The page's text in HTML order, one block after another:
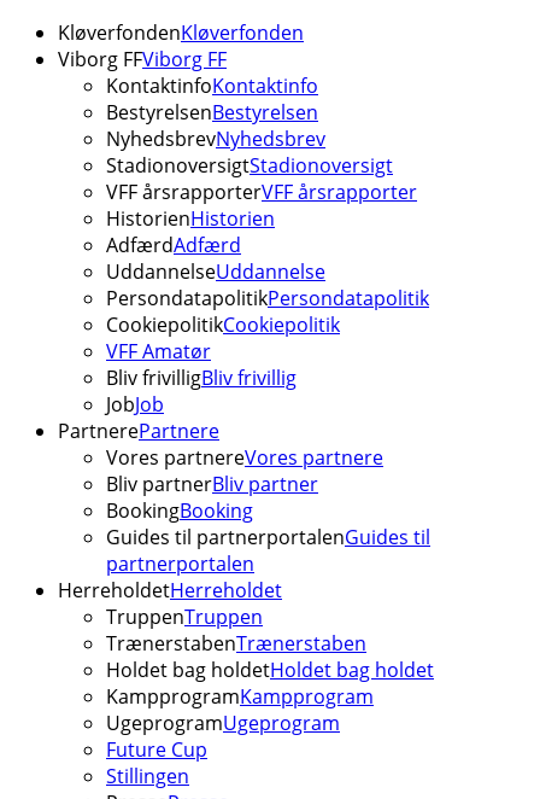
KløverfondenKløverfonden
Viborg FFViborg FF
KontaktinfoKontaktinfo
BestyrelsenBestyrelsen
NyhedsbrevNyhedsbrev
StadionoversigtStadionoversigt
VFF årsrapporterVFF årsrapporter
HistorienHistorien
AdfærdAdfærd
UddannelseUddannelse
PersondatapolitikPersondatapolitik
CookiepolitikCookiepolitik
VFF Amatør
Bliv frivilligBliv frivillig
JobJob
PartnerePartnere
Vores partnereVores partnere
Bliv partnerBliv partner
BookingBooking
Guides til partnerportalenGuides til
partnerportalen
HerreholdetHerreholdet
TruppenTruppen
TrænerstabenTrænerstaben
Holdet bag holdetHoldet bag holdet
KampprogramKampprogram
UgeprogramUgeprogram
Future Cup
Stillingen